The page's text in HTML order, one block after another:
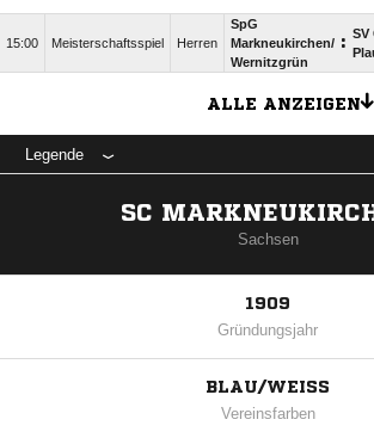
15:00 Meisterschaftsspiel Herren
SpG
Markneukirchen/​
Wernitzgrün
: SV
ALLE ANZEIGEN
Legende
SC
Sachsen
1909
Gründungsjahr
BLAU/WEISS
Vereinsfarben